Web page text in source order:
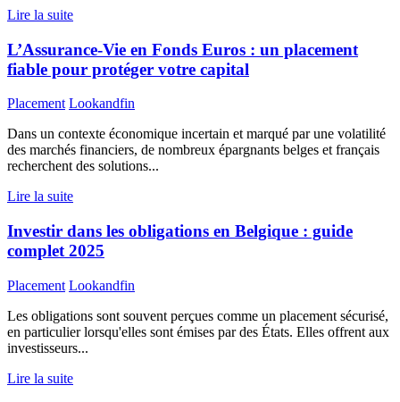
Lire la suite
L’Assurance-Vie en Fonds Euros : un placement
fiable pour protéger votre capital
Placement Lookandfin
Dans un contexte économique incertain et marqué par une volatilité
des marchés financiers, de nombreux épargnants belges et français
recherchent des solutions...
Lire la suite
Investir dans les obligations en Belgique : guide
complet 2025
Placement Lookandfin
Les obligations sont souvent perçues comme un placement sécurisé,
en particulier lorsqu'elles sont émises par des États. Elles offrent aux
investisseurs...
Lire la suite